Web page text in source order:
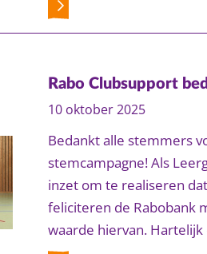
Rabo Clubsupport
10 oktober 2025
Bedankt alle stemmers
stemcampagne! Als
inzet om te realiseren
feliciteren de Rabobank
waarde hiervan. Hartelijk